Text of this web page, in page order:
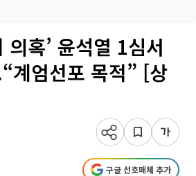
의혹’ 윤석열 1심서
계엄선포 목적” [상
구글 선호매체 추가